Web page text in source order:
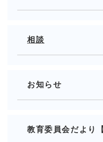
相談
お知らせ
教育委員会だより